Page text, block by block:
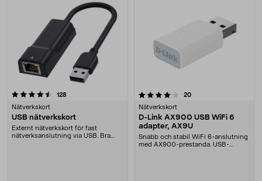
128
Nätverkskort
USB nätverkskort
Externt nätverkskort för fast
nätverksanslutning via USB. Bra
4.0 av 5 stjärnor 20recensioner
Nätverkskort
D-Link AX900 USB WiFi 6
adapter, AX9U
Snabb och stabil WiFi 6-anslutning
med AX900-prestanda. USB-